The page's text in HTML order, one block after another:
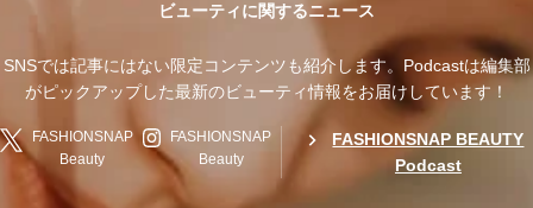
ビューティに関するニュース
SNSでは記事にはない限定コンテンツも紹介します。Podcastは編集部
がピックアップした最新のビューティ情報をお届けしています！
FASHIONSNAP
Beauty
FASHIONSNAP
Beauty
FASHIONSNAP BEAUTY
Podcast